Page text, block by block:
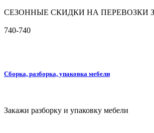
СЕЗОННЫЕ СКИДКИ НА ПЕРЕВОЗКИ
740-740
Сборка, разборка, упаковка мебели
Закажи разборку и упаковку мебели